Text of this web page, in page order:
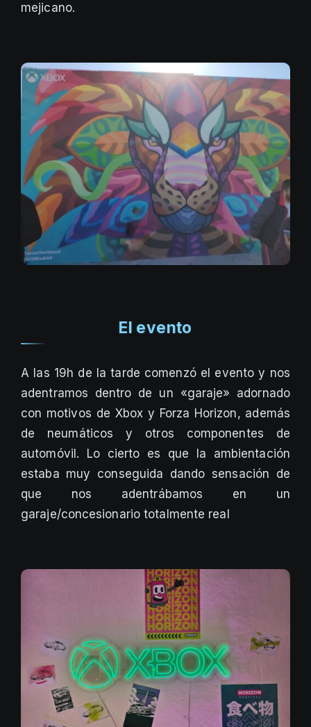
mejicano.
El evento
A las 19h de la tarde comenzó el evento y nos
adentramos dentro de un «garaje» adornado
con motivos de Xbox y Forza Horizon, además
de neumáticos y otros componentes de
automóvil. Lo cierto es que la ambientación
estaba muy conseguida dando sensación de
que nos adentrábamos en un
garaje/concesionario totalmente real